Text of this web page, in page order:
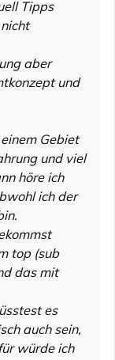
Tipps
aber
und
Gebiet
und viel
höre ich
ich der
top (sub
das mit
es
auch sein,
würde ich